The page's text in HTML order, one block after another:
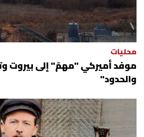
محليات
موفد أميركي "مهمّ" إلى بيروت
والحدود"